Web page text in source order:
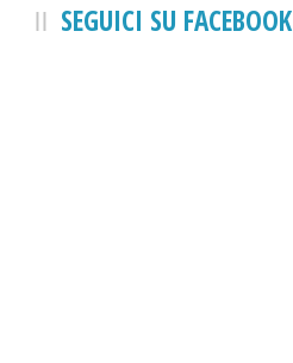
SEGUICI SU FACEBOOK